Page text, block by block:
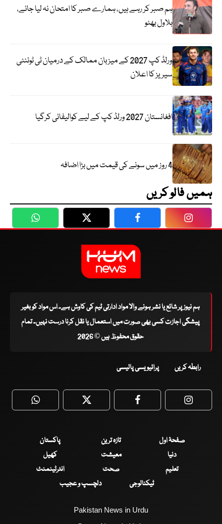
ہم صبر کر رہے ہیں، ہمارے صبر کا امتحان نہ لیا جائے،
بلاول بھٹو
ورلڈ کپ 2027 کے میزبان ممالک کے درمیان ٹی ٹوئنٹی
سیریز کا اعلان
افغانستان 2027 ورلڈ کپ کے لیے کوالیفائی کرگیا
4 روز میں سونے کی قیمت میں بڑا اضافہ
ہمیں فالو کریں
WhatsApp Twitter Facebook
ہم نیوز پر شائع یا نشر ہونے والا مواد ادارتی ٹیم کی کاوش ہے۔ اس مواد کو بغیر
پیشگی اجازت کسی بھی صورت میں استعمال یا نقل کرنا درست نہیں۔ تمام
حقوق محفوظ ہیں © 2026
رابطہ کریں پرائیویسی پالیسی
WhatsApp Twitter Facebook
صفحۂ اول تازہ ترین
پاکستان
دنیا
معیشت
کھیل
تعلیم
صحت
انٹرٹینمنٹ
ٹیکنالوجی
دلچسپ و عجیب
Pakistan News in Urdu